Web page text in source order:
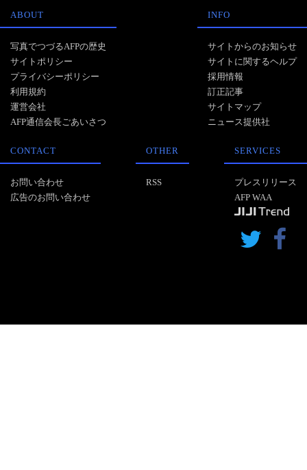
ABOUT
写真でつづるAFPの歴史
サイトポリシー
プライバシーポリシー
利用規約
運営会社
AFP通信会長ごあいさつ
INFO
サイトからのお知らせ
サイトに関するヘルプ
採用情報
訂正記事
サイトマップ
ニュース提供社
CONTACT
お問い合わせ
広告のお問い合わせ
OTHER
RSS
SERVICES
プレスリリース
AFP WAA